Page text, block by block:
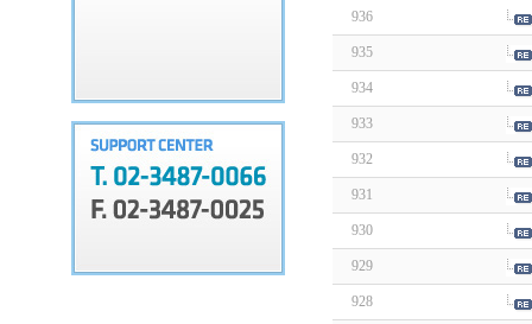
936
935
934
933
932
931
930
929
928